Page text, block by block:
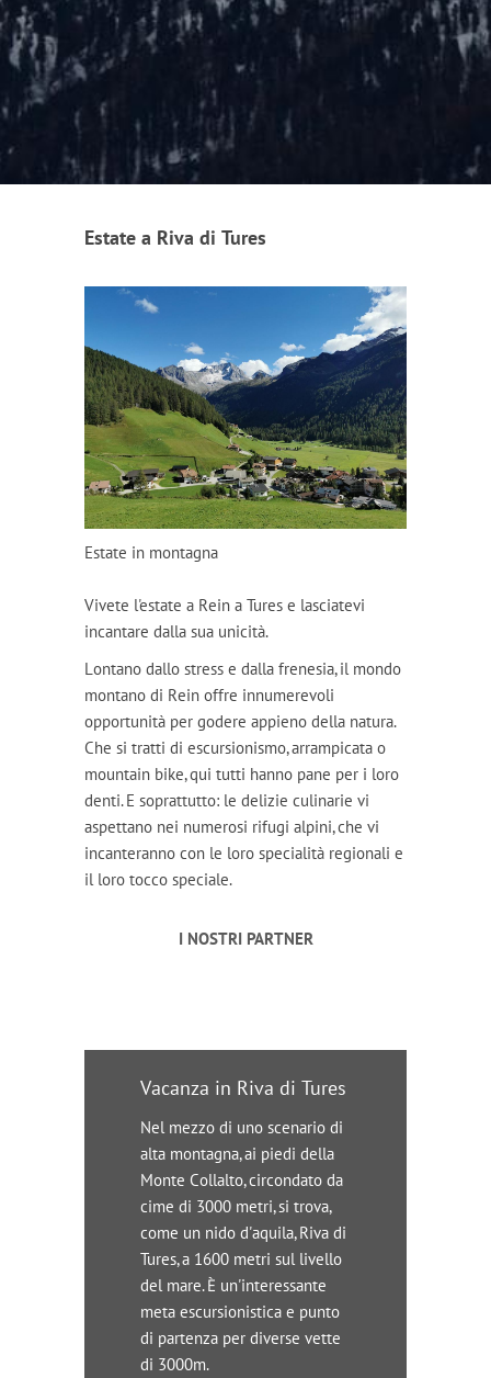
Estate a Riva di Tures
Estate in montagna
Vivete l'estate a Rein a Tures e lasciatevi
incantare dalla sua unicità.
Lontano dallo stress e dalla frenesia, il mondo
montano di Rein offre innumerevoli
opportunità per godere appieno della natura.
Che si tratti di escursionismo, arrampicata o
mountain bike, qui tutti hanno pane per i loro
denti. E soprattutto: le delizie culinarie vi
aspettano nei numerosi rifugi alpini, che vi
incanteranno con le loro specialità regionali e
il loro tocco speciale.
I NOSTRI PARTNER
Vacanza in Riva di Tures
Nel mezzo di uno scenario di
alta montagna, ai piedi della
Monte Collalto, circondato da
cime di 3000 metri, si trova,
come un nido d'aquila, Riva di
Tures, a 1600 metri sul livello
del mare. È un'interessante
meta escursionistica e punto
di partenza per diverse vette
di 3000m.